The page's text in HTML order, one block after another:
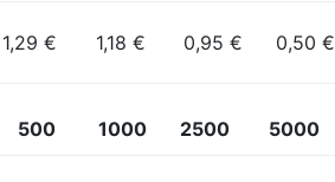
1,29 € 1,18 € 0,95 € 0,50 €
500 1000 2500 5000